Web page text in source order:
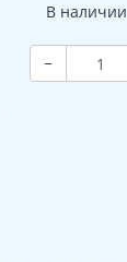
В наличии
−